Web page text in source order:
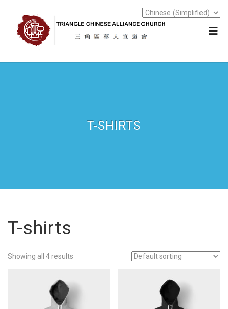
T-SHIRTS
T-shirts
Showing all 4 results